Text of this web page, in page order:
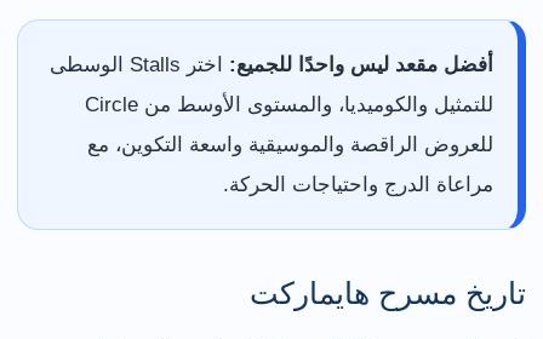
أفضل مقعد ليس واحدًا للجميع:
اختر Stalls الوسطى
للتمثيل والكوميديا، والمستوى الأوسط من Circle
للعروض الراقصة والموسيقية واسعة التكوين، مع
مراعاة الدرج واحتياجات الحركة.
تاريخ مسرح هايماركت